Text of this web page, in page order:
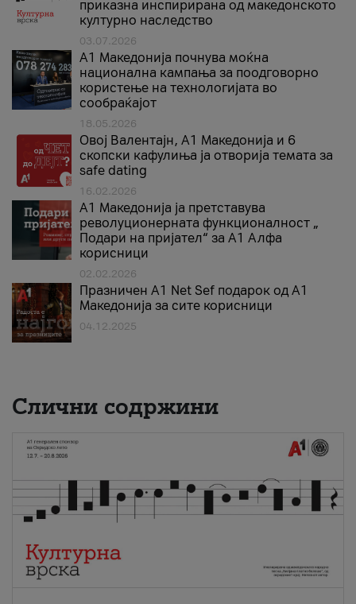
приказна инспирирана од македонското
културно наследство
03.07.2026
A1 Македонија почнува моќна
национална кампања за поодговорно
користење на технологијата во
сообраќајот
18.05.2026
Овој Валентајн, A1 Македонија и 6
скопски кафулиња ја отворија темата за
safe dating
16.02.2026
А1 Македонија ја претставува
револуционерната функционалност „
Подари на пријател“ за А1 Алфа
корисници
02.02.2026
Празничен A1 Net Sеf подарок од А1
Македонија за сите корисници
04.12.2025
Слични содржини